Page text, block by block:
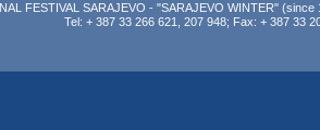
FESTIVAL SARAJEVO - "SARAJEVO WINTER"
Tel: + 387 33 266 621, 207 948; Fax: + 387 33